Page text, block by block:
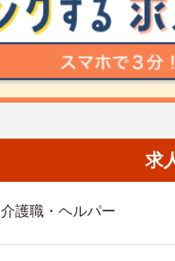
求
介護職・ヘルパー